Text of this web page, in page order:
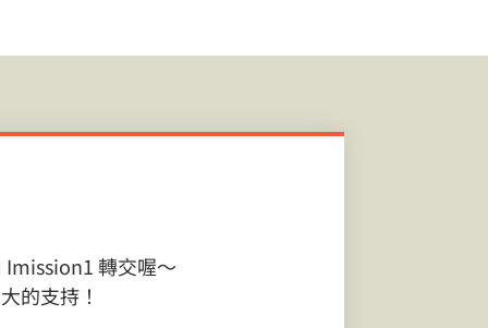
轉交喔～
的支持！